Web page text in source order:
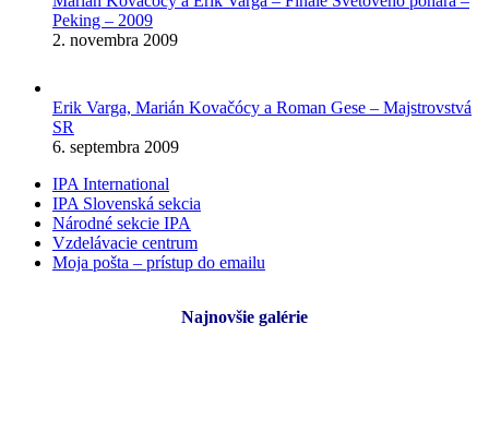
Peking – 2009
2. novembra 2009
Erik Varga, Marián Kovačócy a Roman Gese – Majstrovstvá
SR
6. septembra 2009
IPA International
IPA Slovenská sekcia
Národné sekcie IPA
Vzdelávacie centrum
Moja pošta – prístup do emailu
Najnovšie galérie